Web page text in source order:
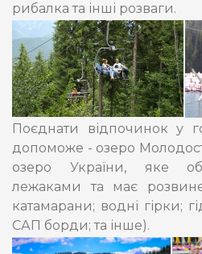
рибалка та інші розваги.
Поєднати відпочинок у
допоможе - озеро
озеро України, яке
лежаками та має
катамарани; водні гірки;
САП борди; та інше).